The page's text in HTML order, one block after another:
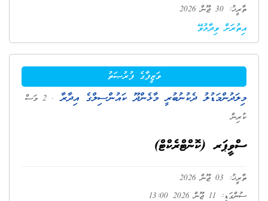
ތާރީޚު: 30 ޖޫން 2026
އިތުރަށް ވިދާޅުވޭ
ވަޒީފާގެ ފުރުޞަތު
މިލަދުންމަޑުލު ދެކުނުބުރީ މާޅެންދޫ ކައުންސިލްގެ އިދާރާ
. 2 މަސް
ކުރިން
ސްވީޕަރ (ކޮންޓްރެކްޓް)
ތާރީޚު: 03 ޖޫން 2026
ސުންގަޑި: 11 ޖޫން 2026 13:00